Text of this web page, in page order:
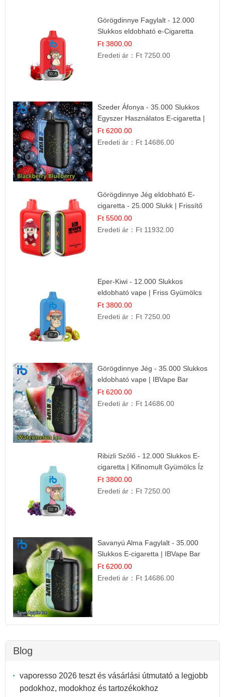
Görögdinnye Fagylalt - 12.000
Slukkos eldobható e-Cigaretta
Ft 3800.00
Eredeti ár： Ft 7250.00
Szeder Áfonya - 35.000 Slukkos
Egyszer Használatos E-cigaretta |
Prémium Ízélmény
Ft 6200.00
Eredeti ár： Ft 14686.00
Görögdinnye Jég eldobható E-
cigaretta - 25.000 Slukk | Frissítő
Nyári Íz
Ft 5500.00
Eredeti ár： Ft 11932.00
Eper-Kiwi - 12.000 Slukkos
eldobható vape | Friss Gyümölcs
Kombináció
Ft 3800.00
Eredeti ár： Ft 7250.00
Görögdinnye Jég - 35.000 Slukkos
eldobható vape | IBVape Bar
Frissítő Nyári Íz
Ft 6200.00
Eredeti ár： Ft 14686.00
Ribizli Szőlő - 12.000 Slukkos E-
cigaretta | Kifinomult Gyümölcs Íz
Ft 3800.00
Eredeti ár： Ft 7250.00
Savanyú Alma Fagylalt - 35.000
Slukkos E-cigaretta | IBVape Bar
Ft 6200.00
Eredeti ár： Ft 14686.00
Blog
vaporesso 2026 teszt és vásárlási útmutató a legjobb
podokhoz, modokhoz és tartozékokhoz